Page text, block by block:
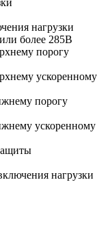
нагрузки
более 285В
порогу
порогу
ускоренному
нагрузки